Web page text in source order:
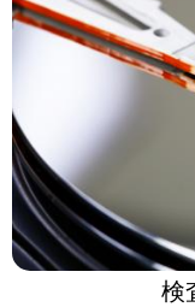
検